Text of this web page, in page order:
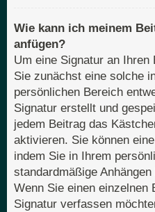
Wie kann ich meinem
anfügen?
Um eine Signatur an
Sie zunächst eine solche
persönlichen Bereich
Signatur erstellt und
jedem Beitrag das
aktivieren. Sie können
indem Sie in Ihrem
standardmäßige
Wenn Sie einen einzelnen
Signatur verfassen